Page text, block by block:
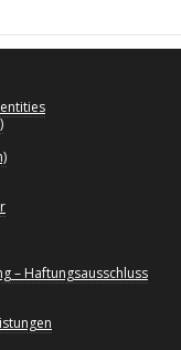
– Haftungsausschluss